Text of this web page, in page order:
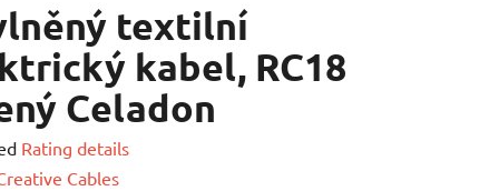
textilní
kabel, RC18
Celadon
Rating details
Cables